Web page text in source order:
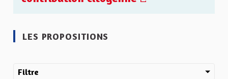
LES PROPOSITIONS
Filtre